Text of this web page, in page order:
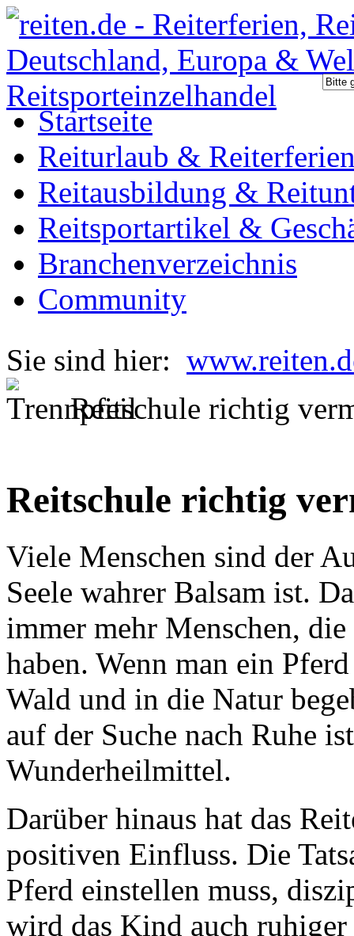
Startseite
Reiturlaub &
Reitausbildung &
Reitsportartikel &
Branchenverzeichnis
Community
Sie sind hier:
Reitschule richtig
Reitschule richtig
Viele Menschen sind der
Seele wahrer Balsam ist.
immer mehr Menschen,
haben. Wenn man ein
Wald und in die Natur
auf der Suche nach Ruhe
Wunderheilmittel.
Darüber hinaus hat das
positiven Einfluss. Die
Pferd einstellen muss,
wird das Kind auch